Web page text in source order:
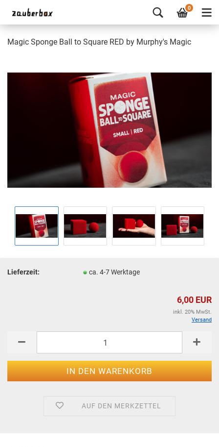
0
Magic Sponge Ball to Square RED by Murphy's Magic
Lieferzeit: ca. 4-7 Werktage
6,00 EUR
inkl. 20% MwSt.
Versand
AUF DEN MERKZETTEL